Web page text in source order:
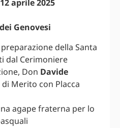
aprile 2025
Genovesi
della Santa
dal Cerimoniere
Don Davide
di Merito con Placca
agape fraterna per lo